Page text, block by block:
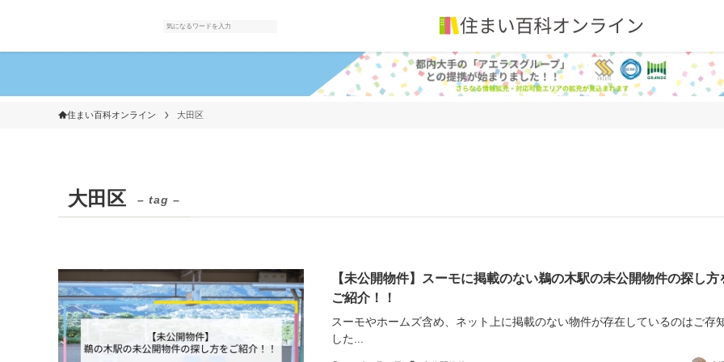
住まい百科オンライン 大田区
大田区 – tag –
【未公開物件】スーモに掲載のない鵜の木駅の未公開物件の探し方
ご紹介！！
スーモやホームズ含め、ネット上に掲載のない物件が存在しているのはご存
した...